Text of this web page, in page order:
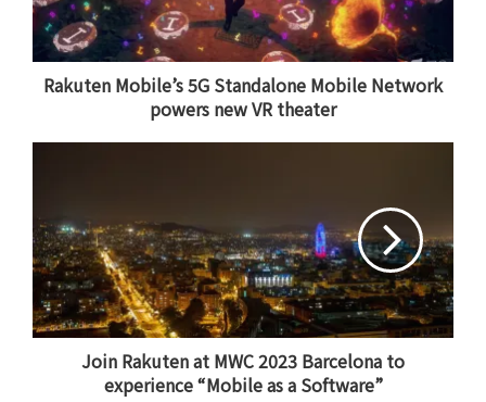
바 있는 손승현 대표가 라쿠텐심포니 코리아의 대표로 임명
되어 한국시장을 위한 서비스 개발, 사업 및 영업 활동을 이
끌게 된다.
라쿠텐심포니 코리아는 라쿠텐심포니의 한 축을 이루고 있
는 클라우드 기반의 소프트웨어 개발 및 비즈니스 개발을 위
니웨어, 업무용 클라우드 서비스 라쿠텐 드라이브를 비롯하
여 이메일, 메시지, 채팅, CPaaS, SaaS 등 클라우드 기반 인
터넷 서비스를 폭넓게 제공한다.
라쿠텐심포니 코리아는 이와 같은 클라우드 기반 인터넷 서
하고 있다.
Rakuten Mobile’s 5G Standalone Mobile Network
powers new VR theater
Join Rakuten at MWC 2023 Barcelona to
experience “Mobile as a Software”